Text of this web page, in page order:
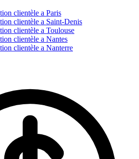
clientèle a Paris
clientèle a Saint-Denis
clientèle a Toulouse
clientèle a Nantes
clientèle a Nanterre